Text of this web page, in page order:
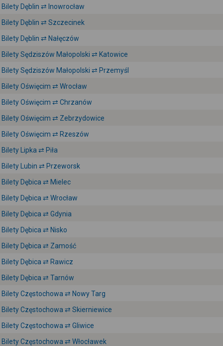
Bilety Dęblin ⇄ Inowrocław
Bilety Dęblin ⇄ Szczecinek
Bilety Dęblin ⇄ Nałęczów
Bilety Sędziszów Małopolski ⇄ Katowice
Bilety Sędziszów Małopolski ⇄ Przemyśl
Bilety Oświęcim ⇄ Wrocław
Bilety Oświęcim ⇄ Chrzanów
Bilety Oświęcim ⇄ Zebrzydowice
Bilety Oświęcim ⇄ Rzeszów
Bilety Lipka ⇄ Piła
Bilety Lubin ⇄ Przeworsk
Bilety Dębica ⇄ Mielec
Bilety Dębica ⇄ Wrocław
Bilety Dębica ⇄ Gdynia
Bilety Dębica ⇄ Nisko
Bilety Dębica ⇄ Zamość
Bilety Dębica ⇄ Rawicz
Bilety Dębica ⇄ Tarnów
Bilety Częstochowa ⇄ Nowy Targ
Bilety Częstochowa ⇄ Skierniewice
Bilety Częstochowa ⇄ Gliwice
Bilety Częstochowa ⇄ Włocławek